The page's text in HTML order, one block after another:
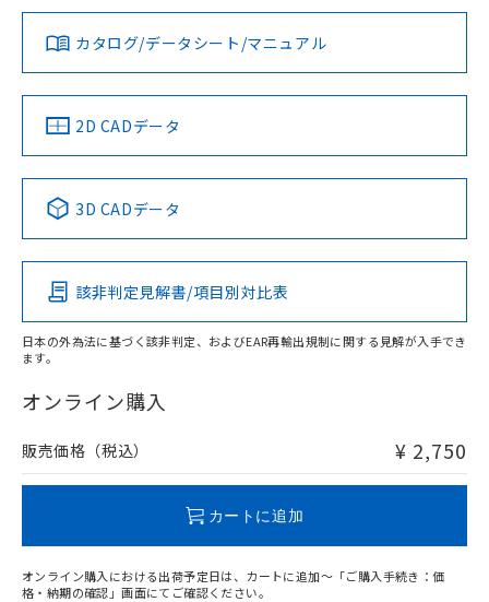
ダウンロードデータをご利用いただく前に、以下を必ずお読
みください。
ソフトウェアの使用条件
対応済み
中国 RoHS 注意事項・凡例
Pb Hg Cd Cr(VI)
O
在庫等で未対応品が混在する可能性があります。
問い合わせください。
LR型式承認
（イギリス
船舶規格）
DNV型式承認
（ノルウェー
BV型式承認
（フランス
KR型式
（韓国
No No No No
この製品の規格認証/適合状況ページへ
その他の認証はこちらのページからご検索ください
カタログ/データシート/マニュアル
2D CADデータ
3D CADデータ
該非判定見解書/項目別対比表
日本の外為法に基づく該非判定、およびEAR再輸出規制に関する見解が入手でき
ます。
オンライン購入
販売価格（税込） ¥ 2,750
カートに追加
オンライン購入における出荷予定日は、カートに追加～「ご購入手続き：価
格・納期の確認」画面にてご確認ください。